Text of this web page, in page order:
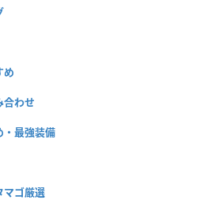
め
合わせ
・最強装備
マゴ厳選